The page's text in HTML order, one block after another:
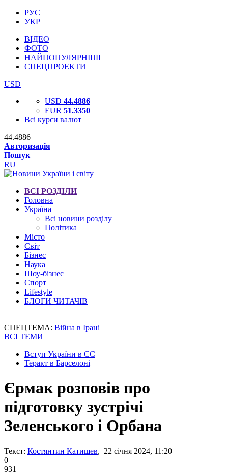
РУС
УКР
ВІДЕО
ФОТО
НАЙПОПУЛЯРНІШІ
СПЕЦПРОЕКТИ
USD
USD 44.4886
EUR 51.3350
Всі курси валют
44.4886
Авторизація
Пошук
RU
ВСІ РОЗДІЛИ
Головна
Україна
Всі новини розділу
Політика
Місто
Світ
Бізнес
Наука
Шоу-бізнес
Спорт
Lifestyle
БЛОГИ ЧИТАЧІВ
СПЕЦТЕМА: Війна в Ірані
ВСІ ТЕМИ
Вступ України в ЄС
Теракт в Барселоні
Єрмак розповів про
підготовку зустрічі
Зеленського і Орбана
Текст: Костянтин Катишев, 22 січня 2024, 11:20
0
931